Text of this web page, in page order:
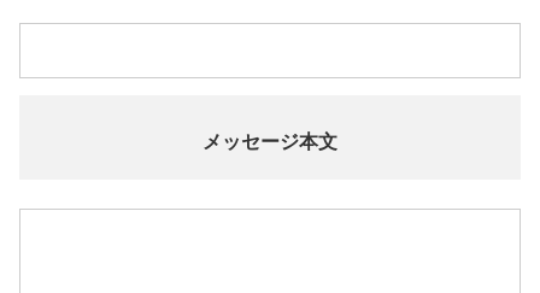
メッセージ本文